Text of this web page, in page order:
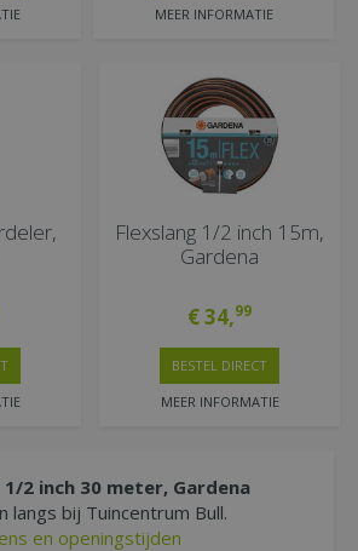
MEER INFORMATIE
Flexslang 1/2 inch 15m,
Gardena
€34,99
MEER INFORMATIE
BESTEL DIRECT
1/2 inch 30 meter, Gardena
langs bij Tuincentrum Bull.
en openingstijden